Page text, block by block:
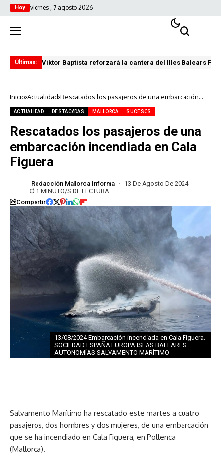
Hoy viernes , 7 agosto 2026
Últimas: Viktor Baptista reforzará la cantera del Illes Balears
Inicio Actualidad Rescatados los pasajeros de una embarcación
ACTUALIDAD DESTACADAS MALLORCA SUCESOS
Rescatados los pasajeros de una
embarcación incendiada en Cala
Figuera
Redacción Mallorca Informa
13 De Agosto De 2024
1 MINUTO/S DE LECTURA
Compartir
13/08/2024 Embarcación incendiada en Cala Figuera.
SOCIEDAD ESPAÑA EUROPA ISLAS BALEARES
AUTONOMÍAS SALVAMENTO MARÍTIMO
Salvamento Marítimo ha rescatado este martes a cuatro
pasajeros, dos hombres y dos mujeres, de una embarcación
que se ha incendiado en Cala Figuera, en Pollença
(Mallorca).